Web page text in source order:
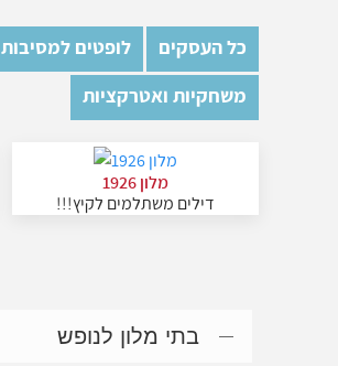
כל העסקים לופטים למסיבות
משחקיות ואטרקציות
מלון 1926
דילים משתלמים לקיץ!!!
בתי מלון לנופש